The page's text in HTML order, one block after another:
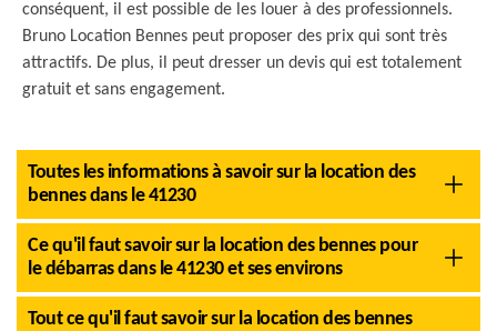
conséquent, il est possible de les louer à des professionnels.
Bruno Location Bennes peut proposer des prix qui sont très
attractifs. De plus, il peut dresser un devis qui est totalement
gratuit et sans engagement.
Toutes les informations à savoir sur la location des
bennes dans le 41230
Ce qu'il faut savoir sur la location des bennes pour
le débarras dans le 41230 et ses environs
Tout ce qu'il faut savoir sur la location des bennes